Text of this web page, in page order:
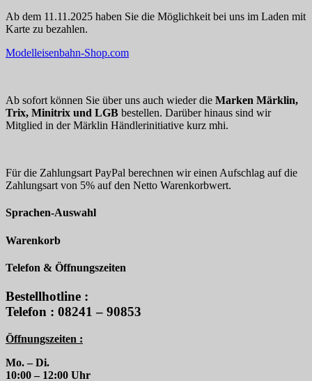
Ab dem 11.11.2025 haben Sie die Möglichkeit bei uns im Laden mit
Karte zu bezahlen.
Modelleisenbahn-Shop.com
Ab sofort können Sie über uns auch wieder die Marken Märklin,
Trix, Minitrix und LGB bestellen. Darüber hinaus sind wir
Mitglied in der Märklin Händlerinitiative kurz mhi.
Für die Zahlungsart PayPal berechnen wir einen Aufschlag auf die
Zahlungsart von 5% auf den Netto Warenkorbwert.
Sprachen-Auswahl
Warenkorb
Telefon & Öffnungszeiten
Bestellhotline :
Telefon : 08241 – 90853
Öffnungszeiten :
Mo. – Di.
10:00 – 12:00 Uhr